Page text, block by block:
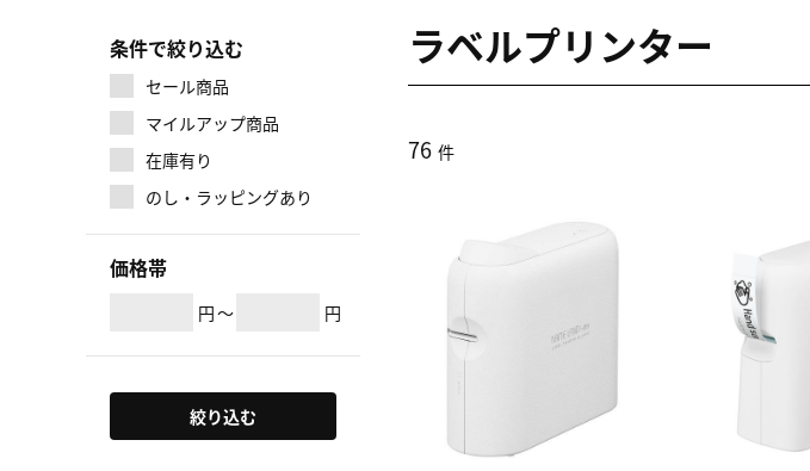
マイルアップ商品
条件で絞り込む
セール商品
在庫有り
のし・ラッピングあり
価格帯
円～ 円
絞り込む
ラベルプリンター
76 件